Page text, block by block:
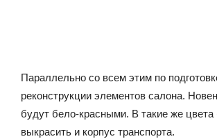
Параллельно со всем этим по
реконструкции элементов салона.
будут бело-красными. В такие же
выкрасить и корпус транспорта.